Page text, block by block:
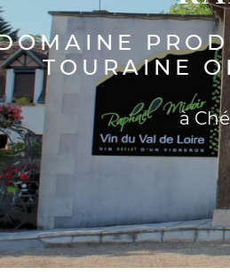
 Adresse email de
En cochant cette case, vous
à l'adresse email indiqué ci-
en utilisantle formulaire de